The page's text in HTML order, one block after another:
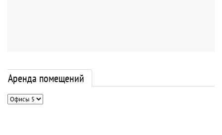
Аренда помещений